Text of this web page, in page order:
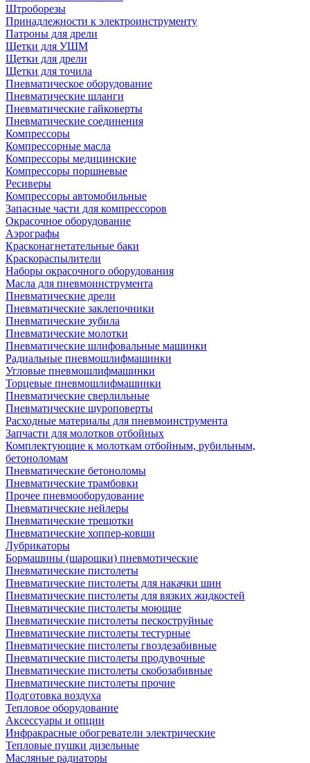
Штроборезы
Принадлежности к электроинструменту
Патроны для дрели
Щетки для УШМ
Щетки для дрели
Щетки для точила
Пневматическое оборудование
Пневматические шланги
Пневматические гайковерты
Пневматические соединения
Компрессоры
Компрессорные масла
Компрессоры медицинские
Компрессоры поршневые
Ресиверы
Компрессоры автомобильные
Запасные части для компрессоров
Окрасочное оборудование
Аэрографы
Красконагнетательные баки
Краскораспылители
Наборы окрасочного оборудования
Масла для пневмоинструмента
Пневматические дрели
Пневматические заклепочники
Пневматические зубила
Пневматические молотки
Пневматические шлифовальные машинки
Радиальные пневмошлифмашинки
Угловые пневмошлифмашинки
Торцевые пневмошлифмашинки
Пневматические сверлильные
Пневматические шуроповерты
Расходные материалы для пневмоинструмента
Запчасти для молотков отбойных
Комплектующие к молоткам отбойным, рубильным,
бетоноломам
Пневматические бетоноломы
Пневматические трамбовки
Прочее пневмооборудование
Пневматические нейлеры
Пневматические трещотки
Пневматические хоппер-ковши
Лубрикаторы
Бормашины (шарошки) пневмотические
Пневматические пистолеты
Пневматические пистолеты для накачки шин
Пневматические пистолеты для вязких жидкостей
Пневматические пистолеты моющие
Пневматические пистолеты пескоструйные
Пневматические пистолеты тестурные
Пневматические пистолеты гвоздезабивные
Пневматические пистолеты продувочные
Пневматические пистолеты скобозабивные
Пневматические пистолеты прочие
Подготовка воздуха
Тепловое оборудование
Аксессуары и опции
Инфракрасные обогреватели электрические
Тепловые пушки дизельные
Масляные радиаторы